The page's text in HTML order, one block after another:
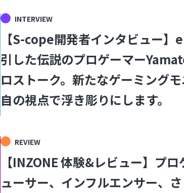
INTERVIEW
【S-cope開発者インタビュー
引した伝説のプロゲーマー
ロストーク。新たなゲーミング
自の視点で浮き彫りにします。
REVIEW
【INZONE 体験&レビュー】プ
ューサー、インフルエンサー、